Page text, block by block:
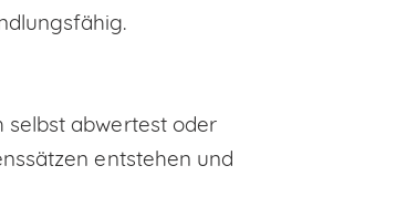
selbst abwertest oder
entstehen und